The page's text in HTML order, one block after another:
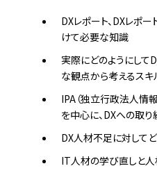
DXレポート、DXレポ
けて必要な知識
実際にどのようにして
な観点から考えるスキ
IPA（独立行政法人情
を中心に、DXへの取
DX人材不足に対して
IT人材の学び直しと